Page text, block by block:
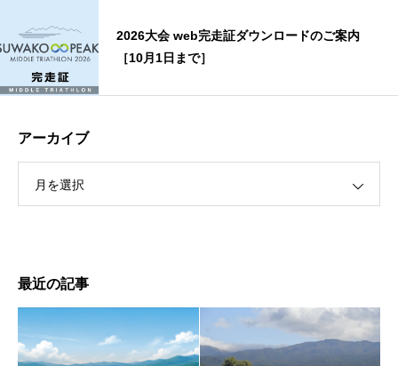
2026大会 web完走証ダウンロードのご案内
［10月1日まで］
アーカイブ
月を選択
最近の記事